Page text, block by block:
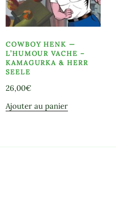
COWBOY HENK —
L’HUMOUR VACHE –
KAMAGURKA & HERR
SEELE
26,00€
Ajouter au panier